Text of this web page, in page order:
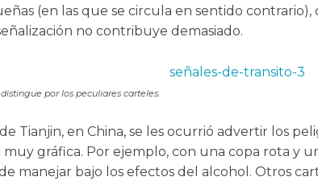
(en las que se circula en sentido
no contribuye demasiado.
por los peculiares carteles.
Tianjin, en China, se les ocurrió advertir los
gráfica. Por ejemplo, con una copa rota y
manejar bajo los efectos del alcohol. Otros